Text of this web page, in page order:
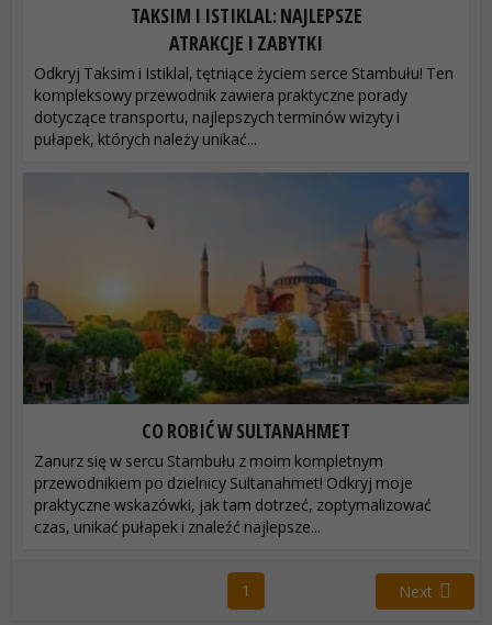
TAKSIM I ISTIKLAL: NAJLEPSZE
ATRAKCJE I ZABYTKI
Odkryj Taksim i Istiklal, tętniące życiem serce Stambułu! Ten
kompleksowy przewodnik zawiera praktyczne porady
dotyczące transportu, najlepszych terminów wizyty i
pułapek, których należy unikać...
CO ROBIĆ W SULTANAHMET
Zanurz się w sercu Stambułu z moim kompletnym
przewodnikiem po dzielnicy Sultanahmet! Odkryj moje
praktyczne wskazówki, jak tam dotrzeć, zoptymalizować
czas, unikać pułapek i znaleźć najlepsze...
1 Next